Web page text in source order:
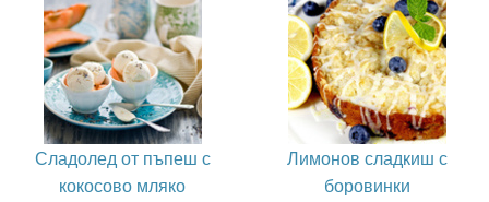
Сладолед от пъпеш с
кокосово мляко
Лимонов сладкиш с
боровинки